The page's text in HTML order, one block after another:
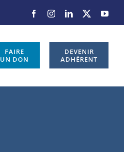
FacebookInstagramLinkedIn
X
FAIRE
UN DON
DEVENIR
ADHÉRENT